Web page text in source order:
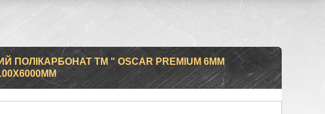
ПОЛІКАРБОНАТ ТМ " OSCAR PREMIUM 6ММ